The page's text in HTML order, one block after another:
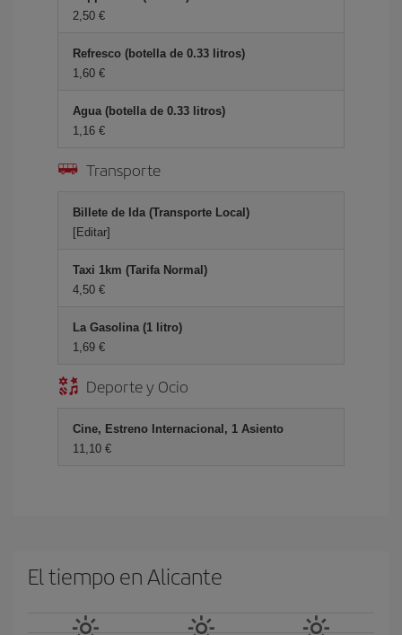
2,50 €
Refresco (botella de 0.33 litros)
1,60 €
Agua (botella de 0.33 litros)
1,16 €
Transporte
Billete de Ida (Transporte Local)
[Editar]
Taxi 1km (Tarifa Normal)
4,50 €
La Gasolina (1 litro)
1,69 €
Deporte y Ocio
Cine, Estreno Internacional, 1 Asiento
11,10 €
El tiempo en Alicante